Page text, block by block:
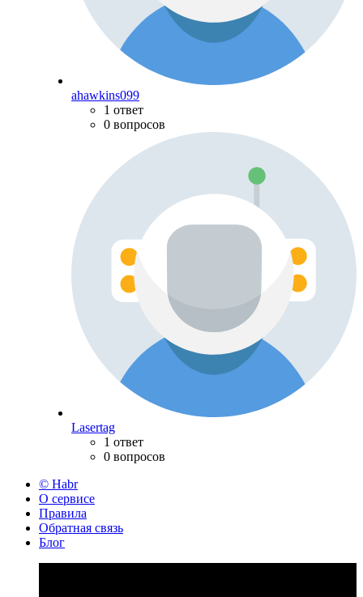
ahawkins099
1 ответ
0 вопросов
Lasertag
1 ответ
0 вопросов
© Habr
О сервисе
Правила
Обратная связь
Блог